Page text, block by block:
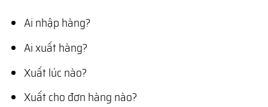
Ai nhập hàng?
Ai xuất hàng?
Xuất lúc nào?
Xuất cho đơn hàng nào?